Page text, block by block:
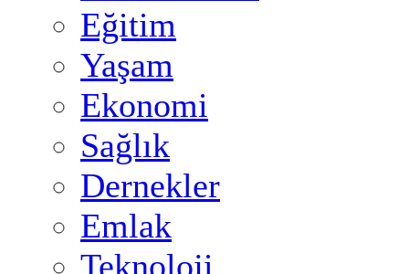
Eğitim
Yaşam
Ekonomi
Sağlık
Dernekler
Emlak
Teknoloji